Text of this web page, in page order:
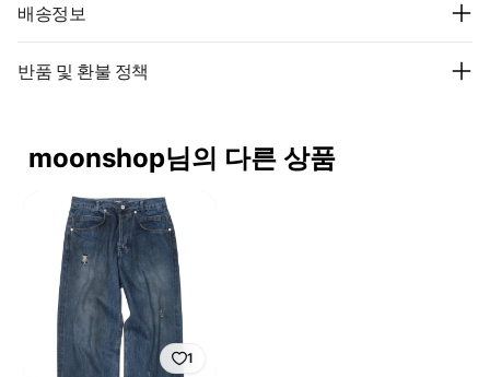
배송정보
반품 및 환불 정책
moonshop님의 다른 상품
1